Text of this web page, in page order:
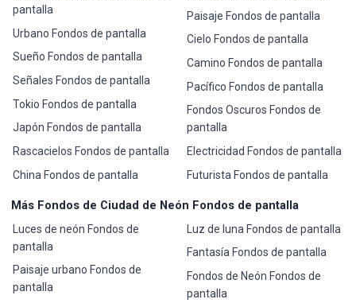
pantalla
Urbano Fondos de pantalla
Sueño Fondos de pantalla
Señales Fondos de pantalla
Tokio Fondos de pantalla
Japón Fondos de pantalla
Rascacielos Fondos de pantalla
China Fondos de pantalla
Paisaje Fondos de pantalla
Cielo Fondos de pantalla
Camino Fondos de pantalla
Pacífico Fondos de pantalla
Fondos Oscuros Fondos de
pantalla
Electricidad Fondos de pantalla
Futurista Fondos de pantalla
Más Fondos de Ciudad de Neón Fondos de pantalla
Luces de neón Fondos de
pantalla
Paisaje urbano Fondos de
pantalla
Luz de luna Fondos de pantalla
Fantasía Fondos de pantalla
Fondos de Neón Fondos de
pantalla